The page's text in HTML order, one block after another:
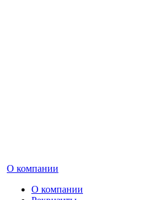
О компании
О компании